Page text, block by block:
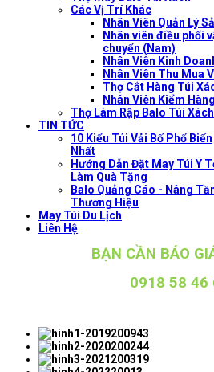
Các Vị Trí Khác
Nhân Viên Quản Lý
Nhân viên điều phối
chuyển (Nam)
Nhân Viên Kinh
Nhân Viên Thu Mua
Thợ Cắt Hàng Túi
Nhân Viên Kiểm
Thợ Làm Rập Balo Túi Xách
TIN TỨC
10 Kiểu Túi Vải Bố Phổ Biến
Nhất
Hướng Dẫn Đặt May Túi Y
Làm Quà Tặng
Balo Quảng Cáo - Nâng
Thương Hiệu
May Túi Du Lịch
Liên Hệ
BẠN CẦN BÁO
0918 58 46